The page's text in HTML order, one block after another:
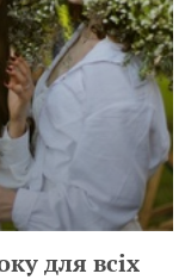
для всіх